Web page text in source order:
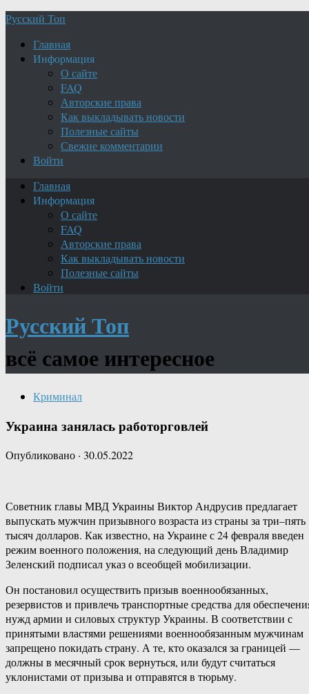
Русский Топ
Главная
Информация
О сайте
FAQ
Авторские права
Как выкладывать новости
Полезные сайты
Свежие комментарии
Войти
Главная
Информация
О сайте
FAQ
Авторские права
Как выкладывать новости
Полезные сайты
Войти
Русский Топ
всё самое интересное
Криминал
Украина занялась работорговлей
Опубликовано · 30.05.2022
Советник главы МВД Украины Виктор Андрусив предлагает
выпускать мужчин призывного возраста из страны за три–пять
тысяч долларов. Как известно, на Украине с 24 февраля введен
режим военного положения, на следующий день Владимир
Зеленский подписал указ о всеобщей мобилизации.
Он постановил осуществить призыв военнообязанных,
резервистов и привлечь транспортные средства для
нужд армии и силовых структур Украины. В соответствии с
принятыми властями решениями военнообязанным мужчинам
запрещено покидать страну. А те, кто оказался за границей —
должны в месячный срок вернуться, или будут считаться
уклонистами от призыва и отправятся в тюрьму.